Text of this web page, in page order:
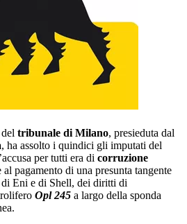
del tribunale di Milano, presieduta dal
, ha assolto i quindici gli imputati del
per tutti era di corruzione
pagamento di una presunta tangente
di Eni e di Shell, dei diritti di
Opl 245 a largo della sponda